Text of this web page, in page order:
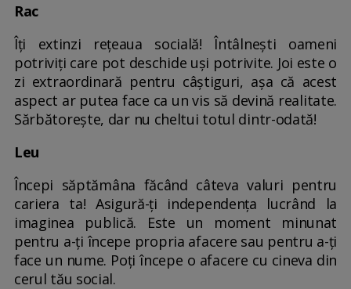
Rac
Îți extinzi rețeaua socială! Întâlnești oameni
potriviți care pot deschide uși potrivite. Joi este o
zi extraordinară pentru câștiguri, așa că acest
aspect ar putea face ca un vis să devină realitate.
Sărbătorește, dar nu cheltui totul dintr-odată!
Leu
Începi săptămâna făcând câteva valuri pentru
cariera ta! Asigură-ți independența lucrând la
imaginea publică. Este un moment minunat
pentru a-ți începe propria afacere sau pentru a-ți
face un nume. Poți începe o afacere cu cineva din
cerul tău social.